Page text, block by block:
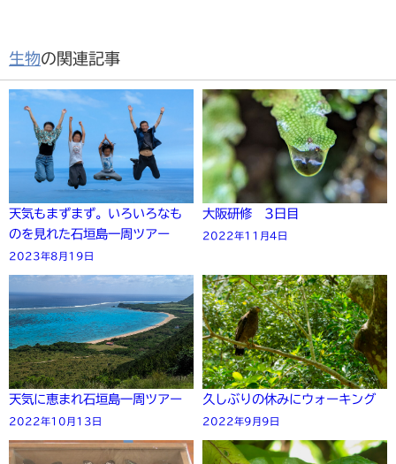
生物の関連記事
天気もまずまず。いろいろなも
のを見れた石垣島一周ツアー
2023年8月19日
大阪研修 3日目
2022年11月4日
天気に恵まれ石垣島一周ツアー
2022年10月13日
久しぶりの休みにウォーキング
2022年9月9日